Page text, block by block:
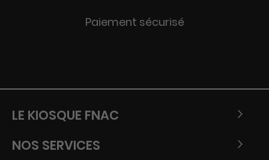
Paiement sécurisé
LE KIOSQUE FNAC
NOS SERVICES